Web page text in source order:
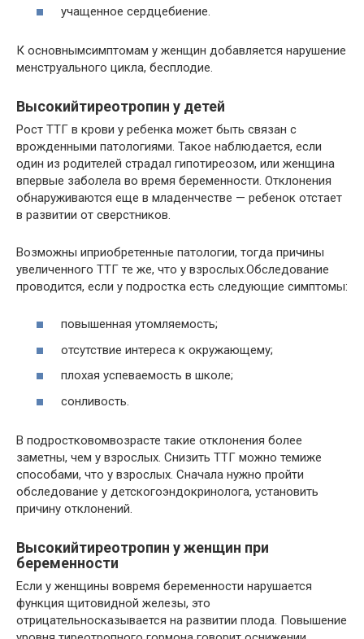
учащенное сердцебиение.
К основнымсимптомам у женщин добавляется нарушение
менструального цикла, бесплодие.
Высокийтиреотропин у детей
Рост ТТГ в крови у ребенка может быть связан с
врожденными патологиями. Такое наблюдается, если
один из родителей страдал гипотиреозом, или женщина
впервые заболела во время беременности. Отклонения
обнаруживаются еще в младенчестве — ребенок отстает
в развитии от сверстников.
Возможны иприобретенные патологии, тогда причины
увеличенного ТТГ те же, что у взрослых.Обследование
проводится, если у подростка есть следующие симптомы:
повышенная утомляемость;
отсутствие интереса к окружающему;
плохая успеваемость в школе;
сонливость.
В подростковомвозрасте такие отклонения более
заметны, чем у взрослых. Снизить ТТГ можно темиже
способами, что у взрослых. Сначала нужно пройти
обследование у детскогоэндокринолога, установить
причину отклонений.
Высокийтиреотропин у женщин при
беременности
Если у женщины вовремя беременности нарушается
функция щитовидной железы, это
отрицательносказывается на развитии плода. Повышение